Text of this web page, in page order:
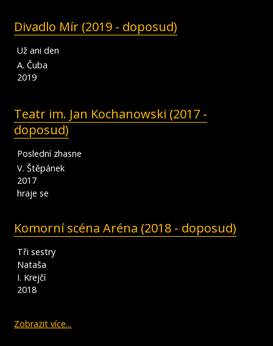
Divadlo Mír (2019 - doposud)
Už ani den
A. Čuba
2019
Teatr im. Jan Kochanowski (2017 -
doposud)
Poslední zhasne
V. Štěpánek
2017
hraje se
Komorní scéna Aréna (2018 - doposud)
Tři sestry
Nataša
I. Krejčí
2018
Zobrazit více...